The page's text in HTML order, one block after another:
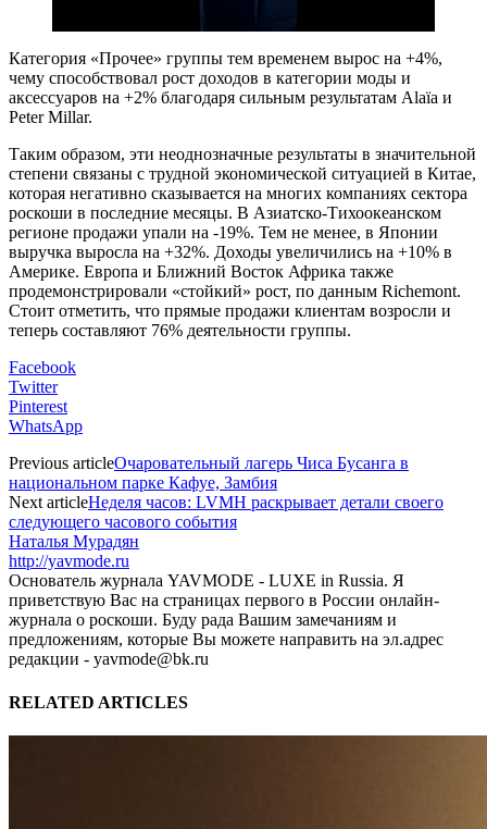
Категория «Прочее» группы тем временем вырос на +4%,
чему способствовал рост доходов в категории моды и
аксессуаров на +2% благодаря сильным результатам Alaïa и
Peter Millar.
Таким образом, эти неоднозначные результаты в значительной
степени связаны с трудной экономической ситуацией в Китае,
которая негативно сказывается на многих компаниях сектора
роскоши в последние месяцы. В Азиатско-Тихоокеанском
регионе продажи упали на -19%. Тем не менее, в Японии
выручка выросла на +32%. Доходы увеличились на +10% в
Америке. Европа и Ближний Восток Африка также
продемонстрировали «стойкий» рост, по данным Richemont.
Стоит отметить, что прямые продажи клиентам возросли и
теперь составляют 76% деятельности группы.
Facebook
Twitter
Pinterest
WhatsApp
Previous articleОчаровательный лагерь Чиса Бусанга в
национальном парке Кафуе, Замбия
Next articleНеделя часов: LVMH раскрывает детали своего
следующего часового события
Наталья Мурадян
http://yavmode.ru
Основатель журнала YAVMODE - LUXE in Russia. Я
приветствую Вас на страницах первого в России онлайн-
журнала о роскоши. Буду рада Вашим замечаниям и
предложениям, которые Вы можете направить на эл.адрес
редакции - yavmode@bk.ru
RELATED ARTICLES